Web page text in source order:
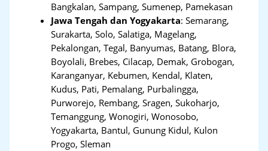
Bangkalan, Sampang, Sumenep, Pamekasan
Jawa Tengah dan Yogyakarta:Semarang,
Surakarta, Solo, Salatiga, Magelang,
Pekalongan, Tegal, Banyumas, Batang, Blora,
Boyolali, Brebes, Cilacap, Demak, Grobogan,
Karanganyar, Kebumen, Kendal, Klaten,
Kudus, Pati, Pemalang, Purbalingga,
Purworejo, Rembang, Sragen, Sukoharjo,
Temanggung, Wonogiri, Wonosobo,
Yogyakarta, Bantul, Gunung Kidul, Kulon
Progo, Sleman